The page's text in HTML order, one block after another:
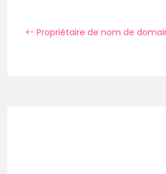
Propriétaire de nom de